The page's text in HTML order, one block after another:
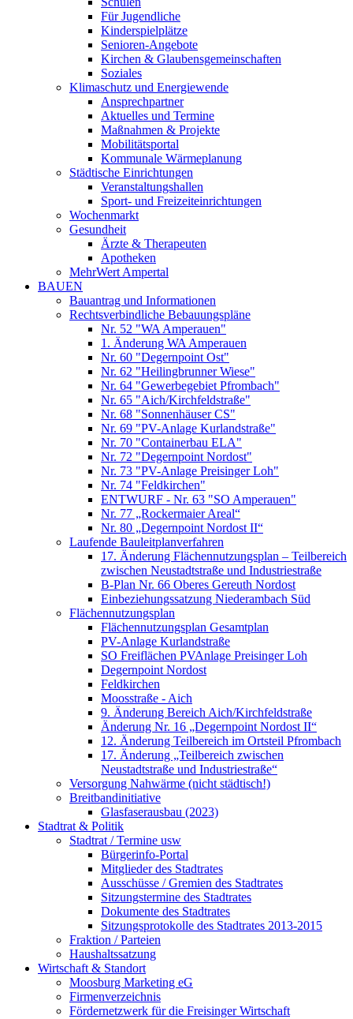
Für Jugendliche
Kinderspielplätze
Senioren-Angebote
Kirchen & Glaubensgemeinschaften
Soziales
Klimaschutz und Energiewende
Ansprechpartner
Aktuelles und Termine
Maßnahmen & Projekte
Mobilitätsportal
Kommunale Wärmeplanung
Städtische Einrichtungen
Veranstaltungshallen
Sport- und Freizeiteinrichtungen
Wochenmarkt
Gesundheit
Ärzte & Therapeuten
Apotheken
MehrWert Ampertal
BAUEN
Bauantrag und Informationen
Rechtsverbindliche Bebauungspläne
Nr. 52 "WA Amperauen"
1. Änderung WA Amperauen
Nr. 60 "Degernpoint Ost"
Nr. 62 "Heilingbrunner Wiese"
Nr. 64 "Gewerbegebiet Pfrombach"
Nr. 65 "Aich/Kirchfeldstraße"
Nr. 68 "Sonnenhäuser CS"
Nr. 69 "PV-Anlage Kurlandstraße"
Nr. 70 "Containerbau ELA"
Nr. 72 "Degernpoint Nordost"
Nr. 73 "PV-Anlage Preisinger Loh"
Nr. 74 "Feldkirchen"
ENTWURF - Nr. 63 "SO Amperauen"
Nr. 77 „Rockermaier Areal“
Nr. 80 „Degernpoint Nordost II“
Laufende Bauleitplanverfahren
17. Änderung Flächennutzungsplan – Teilbereich
zwischen Neustadtstraße und Industriestraße
B-Plan Nr. 66 Oberes Gereuth Nordost
Einbeziehungssatzung Niederambach Süd
Flächennutzungsplan
Flächennutzungsplan Gesamtplan
PV-Anlage Kurlandstraße
SO Freiflächen PV­Anlage Preisinger Loh
Degernpoint Nordost
Feldkirchen
Moosstraße - Aich
9. Änderung Bereich Aich/Kirchfeldstraße
Änderung Nr. 16 „Degernpoint Nordost II“
12. Änderung Teilbereich im Ortsteil Pfrombach
17. Änderung „Teilbereich zwischen
Neustadtstraße und Industriestraße“
Versorgung Nahwärme (nicht städtisch!)
Breitbandinitiative
Glasfaserausbau (2023)
Stadtrat & Politik
Stadtrat / Termine usw
Bürgerinfo-Portal
Mitglieder des Stadtrates
Ausschüsse / Gremien des Stadtrates
Sitzungstermine des Stadtrates
Dokumente des Stadtrates
Sitzungsprotokolle des Stadtrates 2013-2015
Fraktion / Parteien
Haushaltssatzung
Wirtschaft & Standort
Moosburg Marketing eG
Firmenverzeichnis
Fördernetzwerk für die Freisinger Wirtschaft